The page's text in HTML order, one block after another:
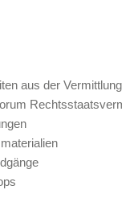
aus der Vermittlung